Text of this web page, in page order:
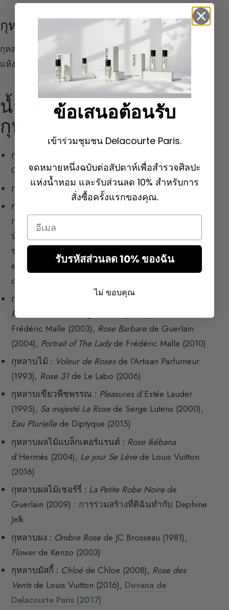
กุหลาบเปอร์เซีย
กุหลาบที่มีกลิ่นดิบกว่า เข้มกว่า มีกลิ่นอาร์ทิโชกและหญ้า
แห้ง
น้ำหอมบางชนิดที่มีโน้ต
กุหลาบเด่นชัด
กุหลาบ aldehyde :
Guerlain (1929)
กุหลาบ/มะลิ: Joyde Patou (1929)
กุหลาบโอเรียนทัล :
de Guerlain (1969) :
การใช้ไฮยาซินธ์และตาแบล็กเคอร์แรนต์ครั้งแรกใน
น้ำหอม และ
ขนาด (absolute ตุรกี, absolute กุหลาบ Grasse,
essence บัลแกเรีย, การใช้โมเลกุลครั้งแรก :
damascone)
กุหลาบ chypré :
Aromatics Elixirde Clinique (1971),
Rose de Nuit
Frédéric Malle (2003), Rose Barbarede Guerlain
(2004), Portrait of The Ladyde Frédéric Malle (2010)
กุหลาบไม้ : Voleur de Rosesde l’Artisan Parfumeur
(1993), Rose 31de Le Labo (2006)
กุหลาบเขียวพืชพรรณ : Pleasuresd’Estée Lauder
(1995), Sa majesté La Rosede Serge Lutens (2000),
Eau Pluriellede Diptyque (2015)
กุหลาบผลไม้แบล็กเคอร์แรนต์ : Rose Ikébana
d’Hermès (2004), Le jour Se Lèvede Louis Vuitton
(2016)
กุหลาบผลไม้เชอร์รี่ : La Petite Robe Noirede
Guerlain (2009) : การร่วมสร้างที่ดิฉันทำกับ Dephine
Jelk
กุหลาบผง : Ombre Rosede JC Brosseau (1981),
Flowerde Kenzo (2003)
กุหลาบมัสกี้ : Chloéde Chloe (2008), Rose des
Ventsde Louis Vuitton (2016), Dovana de
Delacourte Paris (2017)
ข้อเสนอต้อนรับ
เข้าร่วมชุมชน Delacourte Paris.
จดหมายหนึ่งฉบับต่อสัปดาห์เพื่อสำรวจศิลปะ
แห่งน้ำหอม และรับส่วนลด 10% สำหรับการ
สั่งซื้อครั้งแรกของคุณ.
Email
รับรหัสส่วนลด 10% ของฉัน
ไม่ ขอบคุณ